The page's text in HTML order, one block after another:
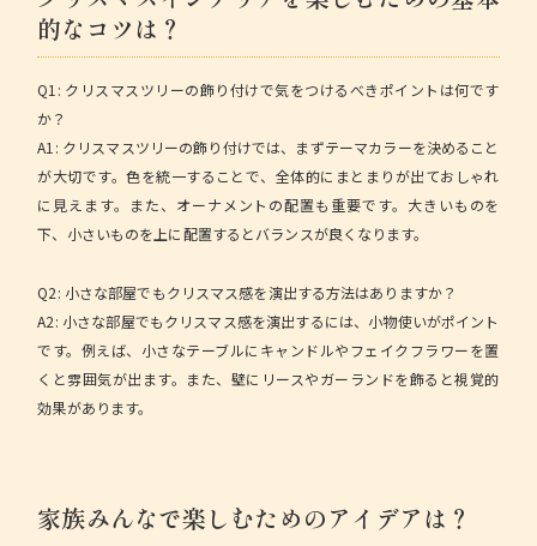
的なコツは？
Q1: クリスマスツリーの飾り付けで気をつけるべきポイントは何です
か？
A1: クリスマスツリーの飾り付けでは、まずテーマカラーを決めること
が大切です。色を統一することで、全体的にまとまりが出ておしゃれ
に見えます。また、オーナメントの配置も重要です。大きいものを
下、小さいものを上に配置するとバランスが良くなります。
Q2: 小さな部屋でもクリスマス感を演出する方法はありますか？
A2: 小さな部屋でもクリスマス感を演出するには、小物使いがポイント
です。例えば、小さなテーブルにキャンドルやフェイクフラワーを置
くと雰囲気が出ます。また、壁にリースやガーランドを飾ると視覚的
効果があります。
家族みんなで楽しむためのアイデアは？